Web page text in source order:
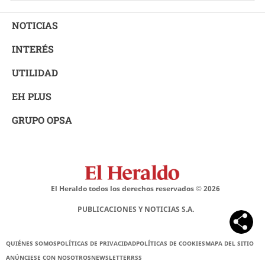
NOTICIAS
INTERÉS
UTILIDAD
EH PLUS
GRUPO OPSA
El Heraldo todos los derechos reservados ©2026
PUBLICACIONES Y NOTICIAS S.A.
QUIÉNES SOMOSPOLÍTICAS DE PRIVACIDADPOLÍTICAS DE COOKIESMAPA DEL SITIO
ANÚNCIESE CON NOSOTROSNEWSLETTERRSS